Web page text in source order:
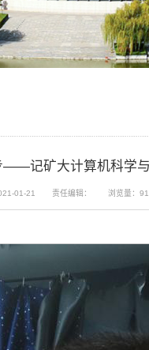
——记矿大计算机科学
01-21 责任编辑： 浏览量：